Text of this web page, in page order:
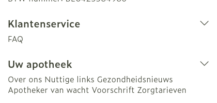
Klantenservice
FAQ
Uw apotheek
Over ons Nuttige links Gezondheidsnieuws
Apotheker van wacht Voorschrift Zorgtarieven